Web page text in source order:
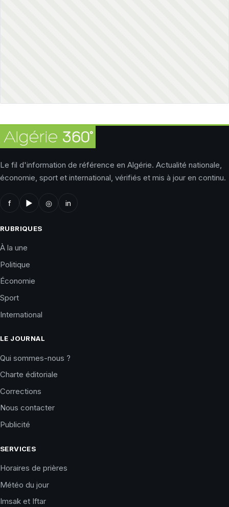
Le fil d'information de référence en Algérie. Actualité nationale,
économie, sport et international, vérifiés et mis à jour en continu.
f ▶ ◎ in
RUBRIQUES
À la une
Politique
Économie
Sport
International
LE JOURNAL
Qui sommes-nous ?
Charte éditoriale
Corrections
Nous contacter
Publicité
SERVICES
Horaires de prières
Météo du jour
Imsak et Iftar